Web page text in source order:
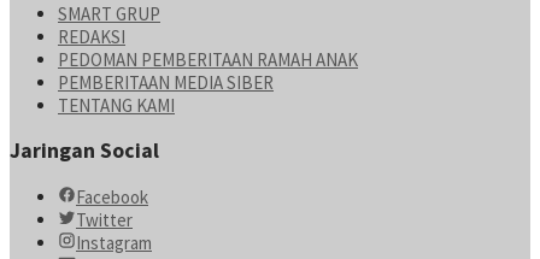
SMART GRUP
REDAKSI
PEDOMAN PEMBERITAAN RAMAH ANAK
PEMBERITAAN MEDIA SIBER
TENTANG KAMI
Jaringan Social
Facebook
Twitter
Instagram